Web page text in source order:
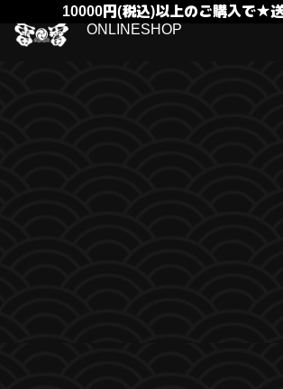
10000円(税込)以上のご購入で★
ONLINESHOP